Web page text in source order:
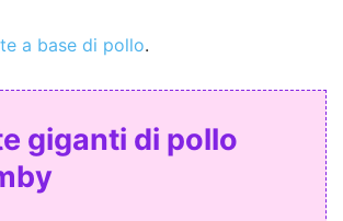
a base di pollo.
giganti di pollo